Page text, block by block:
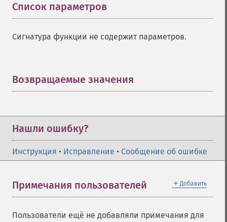
Список параметров
Сигнатура функции не содержит параметров.
Возвращаемые значения
Нашли ошибку?
Инструкция • Исправление • Сообщение об ошибке
＋ Добавить
Примечания пользователей
Пользователи ещё не добавляли примечания для